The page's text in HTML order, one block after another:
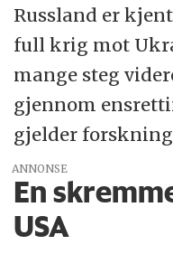
Russland er
full krig mot
mange steg
gjennom
gjelder
ANNONSE
En
USA